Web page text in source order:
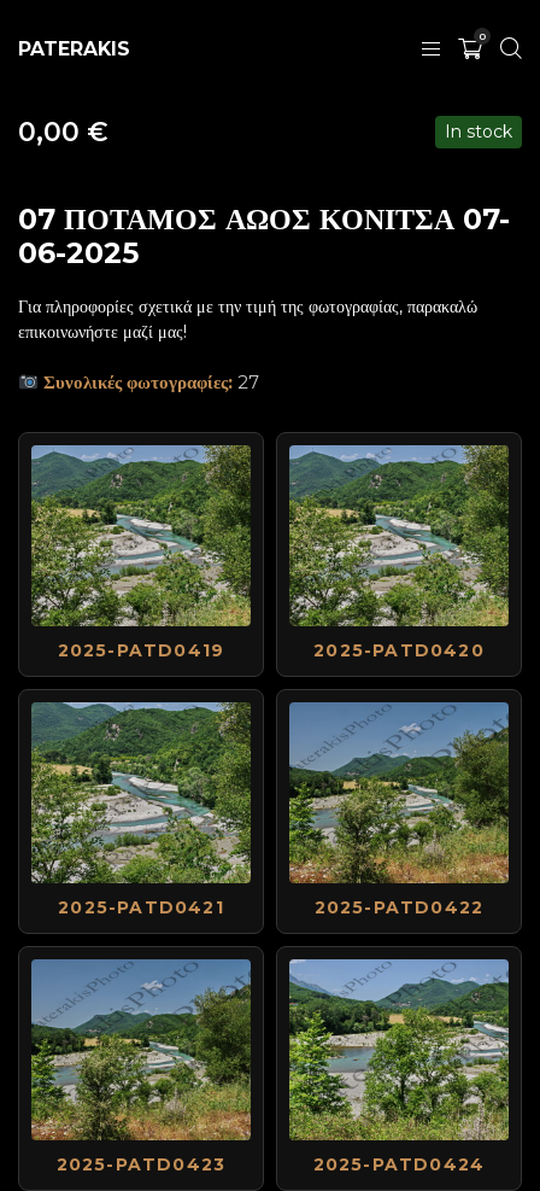
PATERAKIS
0
07 ΠΟΤΑΜΟΣ ΑΩΟΣ ΚΟΝΙΤΣΑ 07-
06-2025
0,00 € In stock
Για πληροφορίες σχετικά με την τιμή της φωτογραφίας, παρακαλώ
επικοινωνήστε μαζί μας!
Συνολικές φωτογραφίες: 27
2025-PATD0419 2025-PATD0420
2025-PATD0421 2025-PATD0422
2025-PATD0423 2025-PATD0424